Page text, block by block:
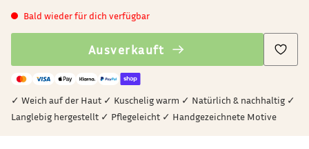
Bald wieder für dich verfügbar
Ausverkauft
✓ Weich auf der Haut ✓ Kuschelig warm ✓ Natürlich & nachhaltig ✓
Langlebig hergestellt ✓ Pflegeleicht ✓ Handgezeichnete Motive